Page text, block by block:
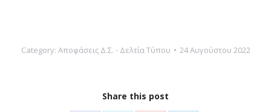
Category: Αποφάσεις Δ.Σ. - Δελτία Τύπου 24 Αυγούστου 2022
Share this post